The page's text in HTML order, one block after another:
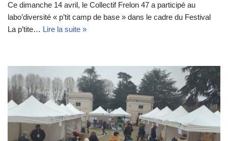
Ce dimanche 14 avril, le Collectif Frelon 47 a participé au
labo’diversité « p’tit camp de base » dans le cadre du Festival
La p’tite… Lire la suite »